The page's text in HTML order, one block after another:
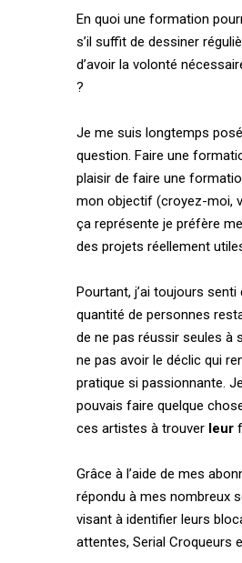
En quoi une formation
s’il suffit de dessiner
d’avoir la volonté
?
Je me suis longtemps
question. Faire une
plaisir de faire une
mon objectif (croyez-moi,
ça représente je préfère
des projets réellement
Pourtant, j’ai toujours senti
quantité de personnes
de ne pas réussir seules à
ne pas avoir le déclic qui
pratique si passionnante.
pouvais faire quelque
ces artistes à trouver leur
Grâce à l’aide de mes
répondu à mes nombreux
visant à identifier leurs
attentes, Serial Croqueurs